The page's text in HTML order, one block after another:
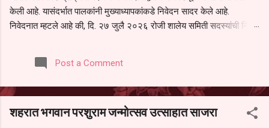
केली आहे. यासंदर्भात पालकांनी मुख्याध्यापकांकडे निवेदन सादर केले आहे.
निवेदनात म्हटले आहे की, दि. २७ जुलै २०२६ रोजी शालेय समिती सदस्यांची निवड
पालकांना देण्यात आली नसल्याने मोठ्या संख्येने पालक बैठकीस उपस्थित राहू शकले
नाहीत. तसेच सर्व पालकांना विश्वासात न घेता निवड प्रक्रिया पूर्ण करण्यात
करण्यात यावी आणि सर्व पालकांच्या उपस्थितीत मतदान पद्धतीने शालेय समितीची
फेरनिवडणूक घेण्यात यावी, अशी मागणी पालकांनी केली आहे. या निवेदनाच्या प्रती
Post a Comment
शहरात भगवान परशुराम जन्मोत्सव उत्साहात साजरा